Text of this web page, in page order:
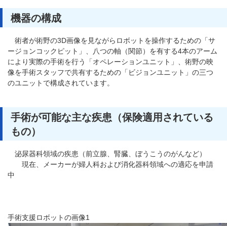
機器の構成
術者が術野の3D画像を見ながらロボットを操作するための「サ
ージョンコックピット」、八つの軸（関節）を有する4本のアーム
により実際の手術を行う「オペレーションユニット」、術野の映
像を手術スタッフで共有するための「ビジョンユニット」の三つ
のユニットで構成されています。
手術が可能な主な疾患（保険適用されている
もの）
泌尿器科領域の疾患（前立腺、腎臓、ぼうこうのがんなど）
現在、メーカーが婦人科および消化器科領域への適応を申請
中
手術支援ロボットの画像1